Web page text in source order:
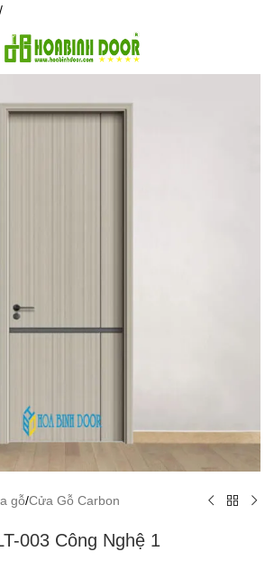
gỗ/Cửa Gỗ Carbon
003 Công Nghệ 1